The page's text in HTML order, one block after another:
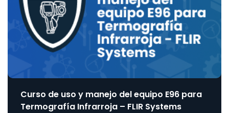
Curso de uso y manejo del equipo E96 para
Termografía Infrarroja – FLIR Systems